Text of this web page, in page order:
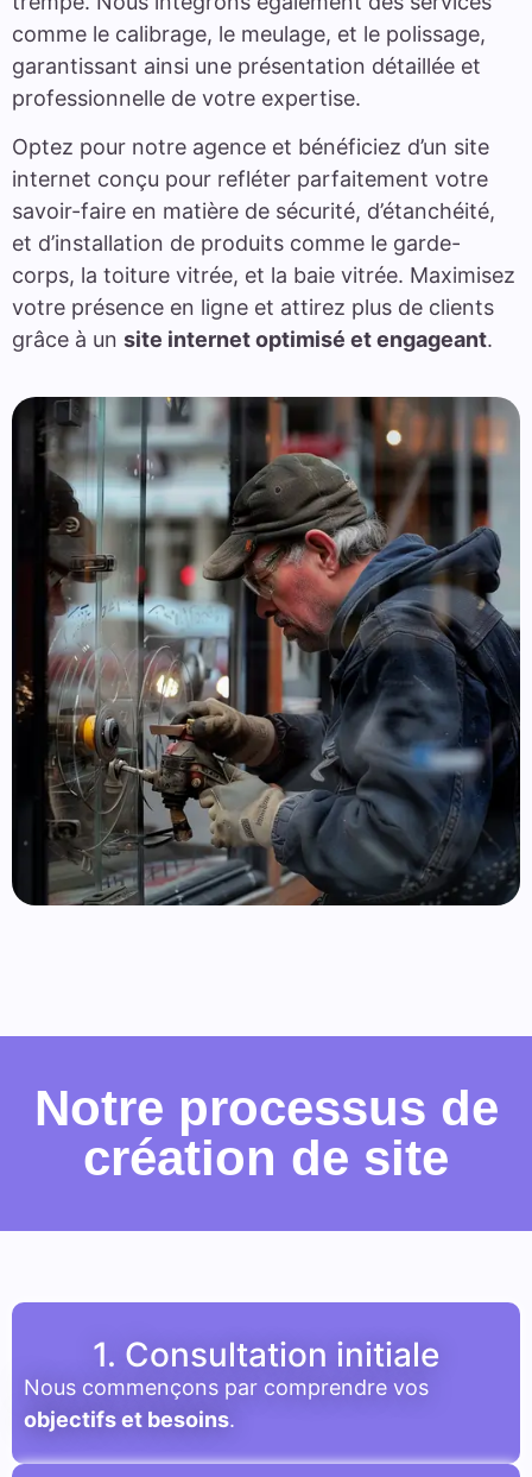
comme le calibrage, le meulage, et le polissage,
garantissant ainsi une présentation détaillée et
professionnelle de votre expertise.
Optez pour notre agence et bénéficiez d’un site
internet conçu pour refléter parfaitement votre
savoir-faire en matière de sécurité, d’étanchéité,
et d’installation de produits comme le garde-
corps, la toiture vitrée, et la baie vitrée. Maximisez
votre présence en ligne et attirez plus de clients
grâce à un site internet optimisé et engageant.
Notre processus de
création de site
1. Consultation initiale
Nous commençons par comprendre vos
objectifs et besoins.